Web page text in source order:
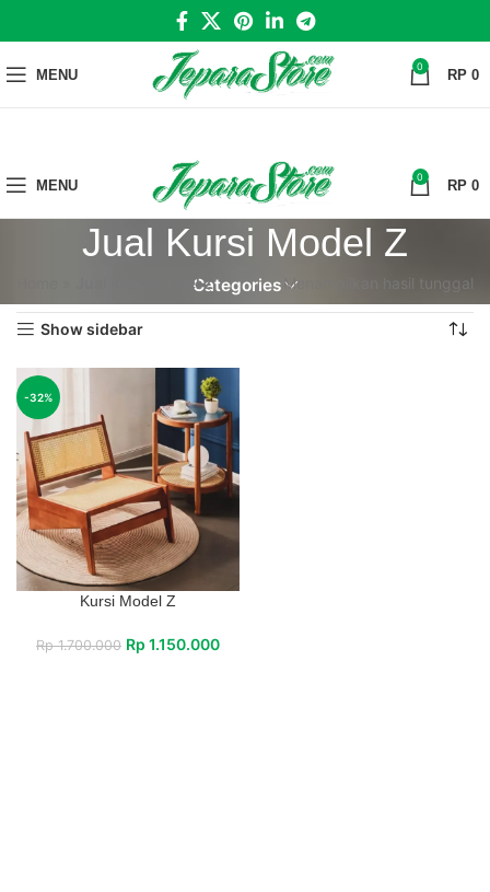
MENU 0 RP 0
MENU 0 RP 0
Jual Kursi Model Z
Categories
Jual Kursi Model Z Menampilkan hasil tunggal
Show sidebar
-32%
Kursi Model Z
Rp1.700.000 Rp 1.150.000